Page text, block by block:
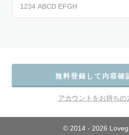
無料登録して内容確
アカウントをお持ちの
© 2014 - 2026